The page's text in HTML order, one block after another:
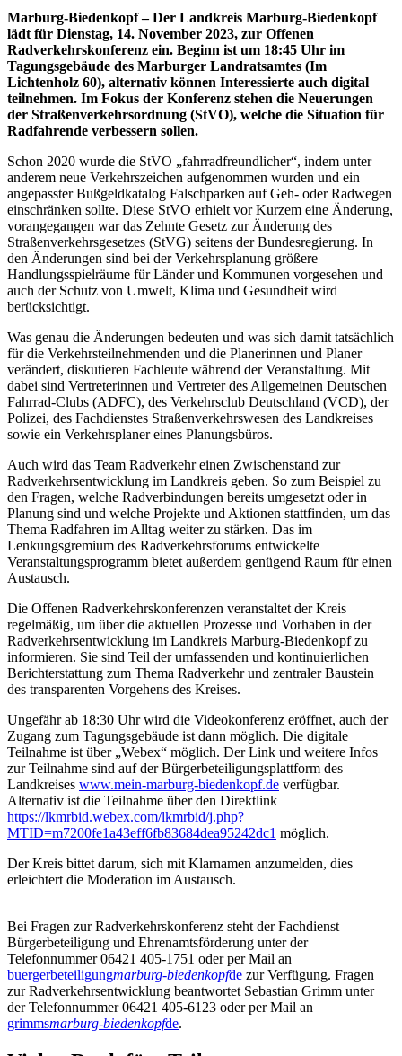
Marburg-Biedenkopf – Der Landkreis Marburg-Biedenkopf
lädt für Dienstag, 14. November 2023, zur Offenen
Radverkehrskonferenz ein. Beginn ist um 18:45 Uhr im
Tagungsgebäude des Marburger Landratsamtes (Im
Lichtenholz 60), alternativ können Interessierte auch digital
teilnehmen. Im Fokus der Konferenz stehen die Neuerungen
der Straßenverkehrsordnung (StVO), welche die Situation für
Radfahrende verbessern sollen.
Schon 2020 wurde die StVO „fahrradfreundlicher“, indem unter
anderem neue Verkehrszeichen aufgenommen wurden und ein
angepasster Bußgeldkatalog Falschparken auf Geh- oder Radwegen
einschränken sollte. Diese StVO erhielt vor Kurzem eine Änderung,
vorangegangen war das Zehnte Gesetz zur Änderung des
Straßenverkehrsgesetzes (StVG) seitens der Bundesregierung. In
den Änderungen sind bei der Verkehrsplanung größere
Handlungsspielräume für Länder und Kommunen vorgesehen und
auch der Schutz von Umwelt, Klima und Gesundheit wird
berücksichtigt.
Was genau die Änderungen bedeuten und was sich damit tatsächlich
für die Verkehrsteilnehmenden und die Planerinnen und Planer
verändert, diskutieren Fachleute während der Veranstaltung. Mit
dabei sind Vertreterinnen und Vertreter des Allgemeinen Deutschen
Fahrrad-Clubs (ADFC), des Verkehrsclub Deutschland (VCD), der
Polizei, des Fachdienstes Straßenverkehrswesen des Landkreises
sowie ein Verkehrsplaner eines Planungsbüros.
Auch wird das Team Radverkehr einen Zwischenstand zur
Radverkehrsentwicklung im Landkreis geben. So zum Beispiel zu
den Fragen, welche Radverbindungen bereits umgesetzt oder in
Planung sind und welche Projekte und Aktionen stattfinden, um das
Thema Radfahren im Alltag weiter zu stärken. Das im
Lenkungsgremium des Radverkehrsforums entwickelte
Veranstaltungsprogramm bietet außerdem genügend Raum für einen
Austausch.
Die Offenen Radverkehrskonferenzen veranstaltet der Kreis
regelmäßig, um über die aktuellen Prozesse und Vorhaben in der
Radverkehrsentwicklung im Landkreis Marburg-Biedenkopf zu
informieren. Sie sind Teil der umfassenden und kontinuierlichen
Berichterstattung zum Thema Radverkehr und zentraler Baustein
des transparenten Vorgehens des Kreises.
Ungefähr ab 18:30 Uhr wird die Videokonferenz eröffnet, auch der
Zugang zum Tagungsgebäude ist dann möglich. Die digitale
Teilnahme ist über „Webex“ möglich. Der Link und weitere Infos
zur Teilnahme sind auf der Bürgerbeteiligungsplattform des
Landkreises www.mein-marburg-biedenkopf.de verfügbar.
Alternativ ist die Teilnahme über den Direktlink
https://lkmrbid.webex.com/lkmrbid/j.php?
MTID=m7200fe1a43eff6fb83684dea95242dc1 möglich.
Der Kreis bittet darum, sich mit Klarnamen anzumelden, dies
erleichtert die Moderation im Austausch.
Bei Fragen zur Radverkehrskonferenz steht der Fachdienst
Bürgerbeteiligung und Ehrenamtsförderung unter der
Telefonnummer 06421 405-1751 oder per Mail an
buergerbeteiligungmarburg-biedenkopfde zur Verfügung. Fragen
zur Radverkehrsentwicklung beantwortet Sebastian Grimm unter
der Telefonnummer 06421 405-6123 oder per Mail an
grimmsmarburg-biedenkopfde.